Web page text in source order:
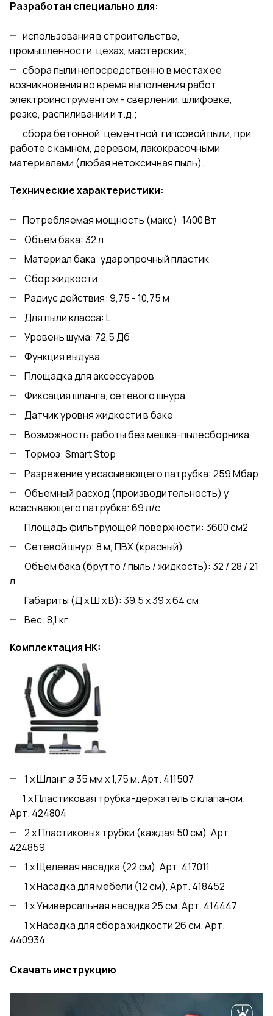
Разработан специально для:
использования в строительстве,
промышленности, цехах, мастерских;
сбора пыли непосредственно в местах ее
возникновения во время выполнения работ
электроинструментом - сверлении, шлифовке,
резке, распиливании и т.д.;
сбора бетонной, цементной, гипсовой пыли, при
работе с камнем, деревом, лакокрасочными
материалами (любая нетоксичная пыль).
Технические характеристики:
Потребляемая мощность (макс): 1400 Вт
Объем бака: 32 л
Материал бака: ударопрочный пластик
Сбор жидкости
Радиус действия: 9,75 - 10,75 м
Для пыли класса: L
Уровень шума: 72,5 Дб
Функция выдува
Площадка для аксессуаров
Фиксация шланга, сетевого шнура
Датчик уровня жидкости в баке
Возможность работы без мешка-пылесборника
Тормоз: Smart Stop
Разрежение у всасывающего патрубка: 259 Мбар
Объемный расход (производительность) у
всасывающего патрубка: 69 л/с
Площадь фильтрующей поверхности: 3600 см2
Сетевой шнур: 8 м, ПВХ (красный)
Объем бака (брутто / пыль / жидкость): 32 / 28 / 21
л
Габариты (Д х Ш х В): 39,5 х 39 х 64 см
Вес: 8,1 кг
Комплектация HK:
1 x Шланг ø 35 мм x 1,75 м. Aрт. 411507
1 x Пластиковая трубка-держатель с клапаном.
Aрт. 424804
2 x Пластиковых трубки (каждая 50 см). Aрт.
424859
1 x Щелевая насадка (22 см). Арт. 417011
1 x Насадка для мебели (12 см), Aрт. 418452
1 x Универсальная насадка 25 см. Арт. 414447
1 x Насадка для сбора жидкости 26 см. Aрт.
440934
Скачать инструкцию